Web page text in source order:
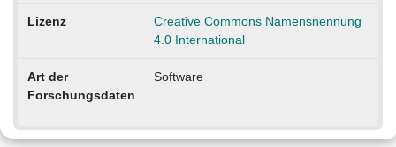
Lizenz
Creative Commons Namensnennung
4.0 International
Art der
Forschungsdaten
Software